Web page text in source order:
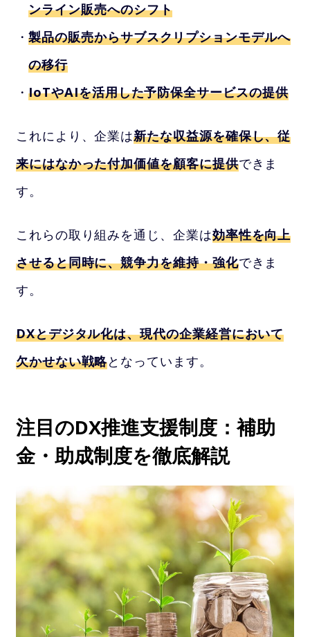
ンライン販売へのシフト
製品の販売からサブスクリプションモデルへ
の移行
IoTやAIを活用した予防保全サービスの提供
これにより、企業は新たな収益源を確保し、従
来にはなかった付加価値を顧客に提供できま
す。
これらの取り組みを通じ、企業は効率性を向上
させると同時に、競争力を維持・強化できま
す。
DXとデジタル化は、現代の企業経営において
欠かせない戦略となっています。
注目のDX推進支援制度：補助
金・助成制度を徹底解説